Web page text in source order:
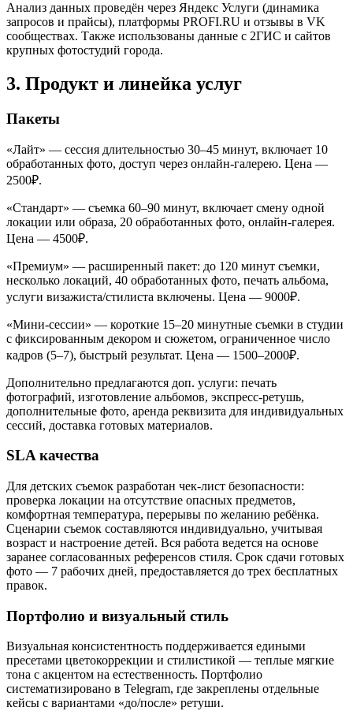
Анализ данных проведён через Яндекс Услуги (динамика
запросов и прайсы), платформы PROFI.RU и отзывы в VK
сообществах. Также использованы данные с 2ГИС и сайтов
крупных фотостудий города.
3. Продукт и линейка услуг
Пакеты
«Лайт» — сессия длительностью 30–45 минут, включает 10
обработанных фото, доступ через онлайн-галерею. Цена —
2500₽.
«Стандарт» — съемка 60–90 минут, включает смену одной
локации или образа, 20 обработанных фото, онлайн-галерея.
Цена — 4500₽.
«Премиум» — расширенный пакет: до 120 минут съемки,
несколько локаций, 40 обработанных фото, печать альбома,
услуги визажиста/стилиста включены. Цена — 9000₽.
«Мини-сессии» — короткие 15–20 минутные съемки в студии
с фиксированным декором и сюжетом, ограниченное число
кадров (5–7), быстрый результат. Цена — 1500–2000₽.
Дополнительно предлагаются доп. услуги: печать
фотографий, изготовление альбомов, экспресс-ретушь,
дополнительные фото, аренда реквизита для индивидуальных
сессий, доставка готовых материалов.
SLA качества
Для детских съемок разработан чек-лист безопасности:
проверка локации на отсутствие опасных предметов,
комфортная температура, перерывы по желанию ребёнка.
Сценарии съемок составляются индивидуально, учитывая
возраст и настроение детей. Вся работа ведется на основе
заранее согласованных референсов стиля. Срок сдачи готовых
фото — 7 рабочих дней, предоставляется до трех бесплатных
правок.
Портфолио и визуальный стиль
Визуальная консистентность поддерживается едиными
пресетами цветокоррекции и стилистикой — теплые мягкие
тона с акцентом на естественность. Портфолио
систематизировано в Telegram, где закреплены отдельные
кейсы с вариантами «до/после» ретуши.